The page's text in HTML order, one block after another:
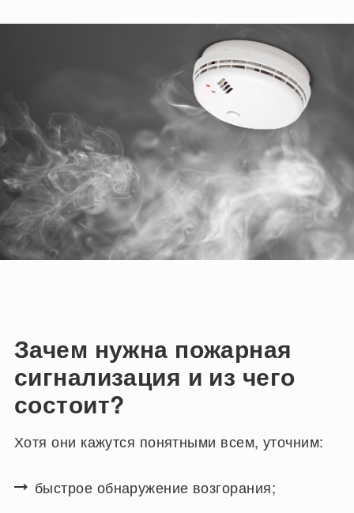
Зачем нужна пожарная
сигнализация и из чего
состоит?
Хотя они кажутся понятными всем, уточним:
быстрое обнаружение возгорания;